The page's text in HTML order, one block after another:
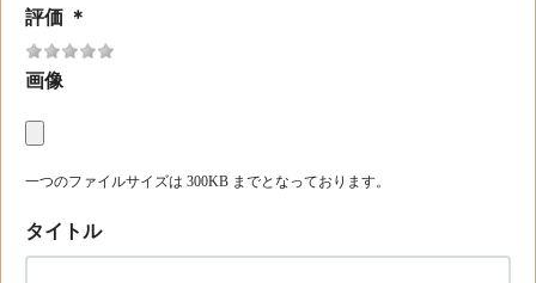
評価 ＊
画像
一つのファイルサイズは 300KB までとなっております。
タイトル